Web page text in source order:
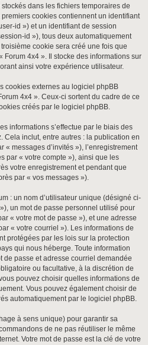
dans les fichiers temporaires de
cookies contiennent un identifiant
id ») et un identifiant de session
id »), tous deux automatiquement
cookie sera créé une fois que
Forum 4x4 ». Il stocke des informations sur
ainsi votre expérience utilisateur.
cookies externes au logiciel phpBB
4x4 ». Ceux-ci sortent du cadre de ce
créés par le logiciel phpBB.
informations s’effectue par le biais des
Cela inclut, entre autres : la publication en
« messages d’invités »), l’enregistrement
par « votre compte »), ainsi que les
votre enregistrement et pendant que
par « vos messages »).
: un nom d’utilisateur unique (désigné ci-
un mot de passe personnel utilisé pour
« votre mot de passe »), et une adresse
« votre courriel »). Les informations de
protégées par les lois sur la protection
qui nous héberge. Toute information
de passe et adresse courriel demandée
ou facultative, à la discrétion de
pouvez choisir quelles informations de
Vous pouvez également choisir de
automatiquement par le logiciel phpBB.
à sens unique) pour garantir sa
de ne pas réutiliser le même
Votre mot de passe est la clé de votre